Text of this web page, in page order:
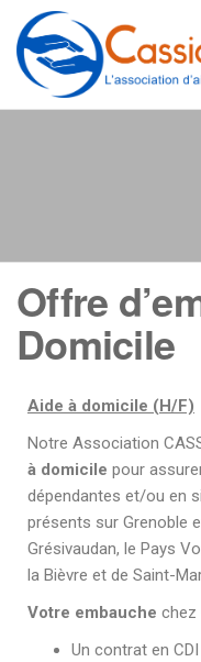
Offre
Domicile
Aide à domicile (H/F)
Notre Association
à domicile pour
dépendantes et/ou en
présents sur Grenoble
Grésivaudan, le Pays
la Bièvre et de Saint-
Votre embauche chez
Un contrat en